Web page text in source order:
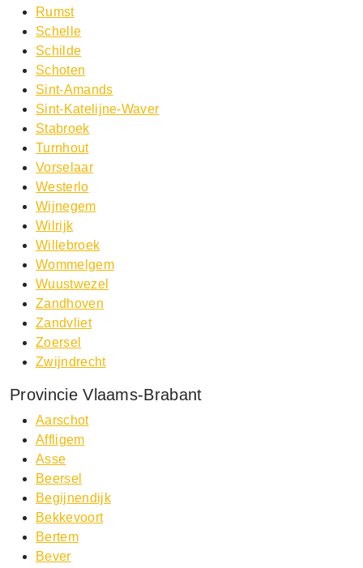
Rumst
Schelle
Schilde
Schoten
Sint-Amands
Sint-Katelijne-Waver
Stabroek
Turnhout
Vorselaar
Westerlo
Wijnegem
Wilrijk
Willebroek
Wommelgem
Wuustwezel
Zandhoven
Zandvliet
Zoersel
Zwijndrecht
Provincie Vlaams-Brabant
Aarschot
Affligem
Asse
Beersel
Begijnendijk
Bekkevoort
Bertem
Bever